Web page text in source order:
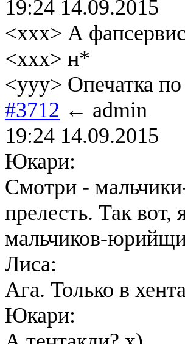
19:24 14.09.2015
<ххх> А
<xxx> н*
<yyy> Опечатка
#3712 ← admin
19:24 14.09.2015
Юкари:
Смотри -
прелесть. Так
мальчиков-
Лиса:
Ага. Только в
Юкари: